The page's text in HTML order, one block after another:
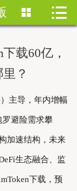
首页
下载
imToken安卓
安卓下载
 
载60亿，
？
主导，年内增幅
罗避险需求攀
加速结构，未来
生态融合、监
下载，预